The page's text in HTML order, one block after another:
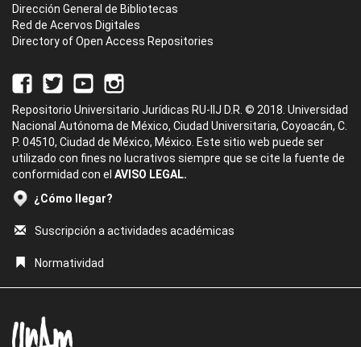
Dirección General de Bibliotecas
Red de Acervos Digitales
Directory of Open Access Repositories
Repositorio Universitario Jurídicas RU-IIJ D.R. © 2018. Universidad
Nacional Autónoma de México, Ciudad Universitaria, Coyoacán, C.
P. 04510, Ciudad de México, México. Este sitio web puede ser
utilizado con fines no lucrativos siempre que se cite la fuente de
conformidad con el AVISO LEGAL.
¿Cómo llegar?
Suscripción a actividades académicas
Normatividad